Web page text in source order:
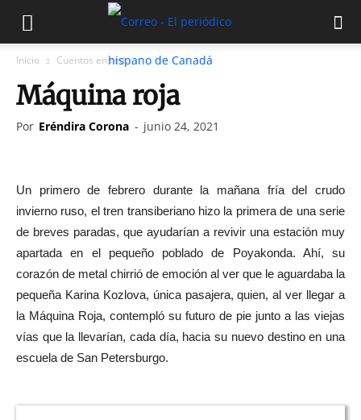
Inicio Cuentos en red
Máquina roja
Por Eréndira Corona - junio 24, 2021
Un primero de febrero durante la mañana fría del crudo
invierno ruso, el tren transiberiano hizo la primera de una serie
de breves paradas, que ayudarían a revivir una estación muy
apartada en el pequeño poblado de Poyakonda. Ahí, su
corazón de metal chirrió de emoción al ver que le aguardaba la
pequeña Karina Kozlova, única pasajera, quien, al ver llegar a
la Máquina Roja, contempló su futuro de pie junto a las viejas
vías que la llevarían, cada día, hacia su nuevo destino en una
escuela de San Petersburgo.